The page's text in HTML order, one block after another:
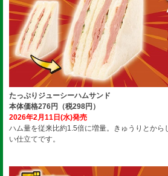
たっぷりジューシーハムサンド
本体価格276円（税298円）
2026年2月11日(水)発売
ハム量を従来比約1.5倍に増量。きゅうりとから
い仕立てです。